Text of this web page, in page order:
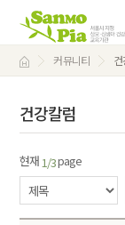
커뮤니티
건강칼럼
현재1/3page